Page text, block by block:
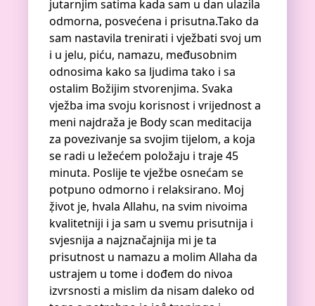
jutarnjim satima kada sam u dan ulazila
odmorna, posvećena i prisutna.Tako da
sam nastavila trenirati i vježbati svoj um
i u jelu, piću, namazu, međusobnim
odnosima kako sa ljudima tako i sa
ostalim Božijim stvorenjima. Svaka
vježba ima svoju korisnost i vrijednost a
meni najdraža je Body scan meditacija
za povezivanje sa svojim tijelom, a koja
se radi u ležećem položaju i traje 45
minuta. Poslije te vježbe osnećam se
potpuno odmorno i relaksirano. Moj
ẓ̌ivot je, hvala Allahu, na svim nivoima
kvalitetniji i ja sam u svemu prisutnija i
svjesnija a najznačajnija mi je ta
prisutnost u namazu a molim Allaha da
ustrajem u tome i dođem do nivoa
izvrsnosti a mislim da nisam daleko od